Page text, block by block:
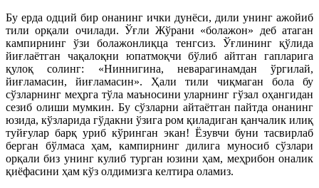
Бу ерда одций бир онанинг ички дунёси, дили унинг ажойиб
тили орқали очилади. Ўғли Жўрани «болажон» деб атаган
кампирнинг ўзи болажонлиқца тенгсиз. Ўғлининг қўлида
йиғлаётган чақалоқни юпатмоқчи бўлиб айтган гапларига
қулоқ солинг: «Ниннигина, неварагинамдан ўргилай,
йиғламасин, йиғламасин». Ҳали тили чиқмаган бола бу
сўзларнинг меҳрга тўла маъносини уларнинг гўзал оҳангидан
сезиб олиши мумкин. Бу сўзларни айтаётган пайтда онанинг
юзида, кўзларида гўдакни ўзига ром қиладиган қанчалик илиқ
туйғулар барқ уриб кўринган экан! Ёзувчи буни тасвирлаб
берган бўлмаса ҳам, кампирнинг дилига муносиб сўзлари
орқали биз унинг кулиб турган юзини ҳам, меҳрибон оналик
қиёфасини ҳам кўз олдимизга келтира оламиз.